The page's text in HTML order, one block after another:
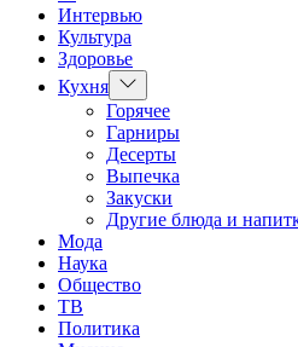
Интервью
Культура
Здоровье
Кухня Показать
подменю
Горячее
Гарниры
Десерты
Выпечка
Закуски
Другие блюда и
Мода
Наука
Общество
ТВ
Политика